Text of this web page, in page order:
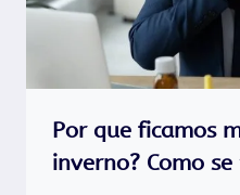
Por que ficamos
inverno? Como